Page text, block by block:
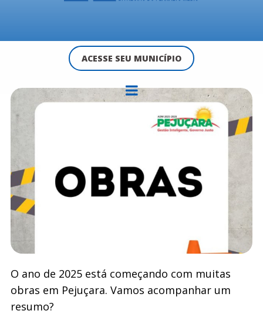
ACESSE SEU MUNICÍPIO
O ano de 2025 está começando com muitas
obras em Pejuçara. Vamos acompanhar um
resumo?